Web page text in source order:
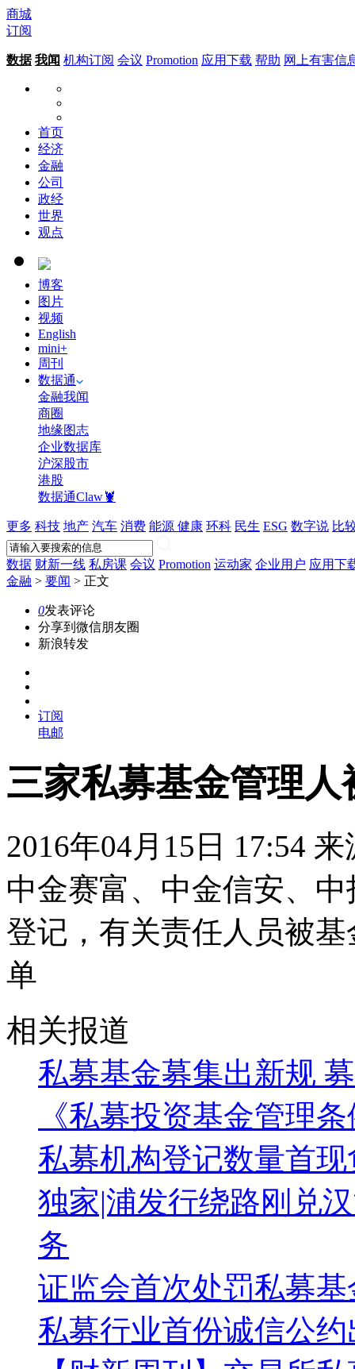
商城
订阅
数据 我闻 机构订阅 会议 Promotion 应用下载 帮助 网上有害信
首页
经济
金融
公司
政经
世界
观点
博客
图片
视频
English
mini+
周刊
数据通
金融我闻
商圈
地缘图志
企业数据库
沪深股市
港股
数据通Claw🦞
更多 科技 地产 汽车 消费 能源 健康 环科 民生 ESG 数字说 比
数据 财新一线 私房课 会议 Promotion 运动家 企业用户 应用下
金融 > 要闻 > 正文
0发表评论
分享到微信朋友圈
新浪转发
订阅
电邮
三家私募基金管理
2016年04月15日 17:54
中金赛富、中金信安、
登记，有关责任人员被
单
相关报道
私募基金募集出新规
《私募投资基金管理
私募机构登记数量首
独家|浦发行绕路刚兑
务
证监会首次处罚私募
私募行业首份诚信公约